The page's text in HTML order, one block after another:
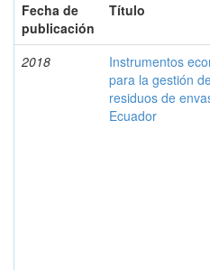
Fecha de
publicación
Título
2018
Instrumentos
para la gestión
residuos de
Ecuador